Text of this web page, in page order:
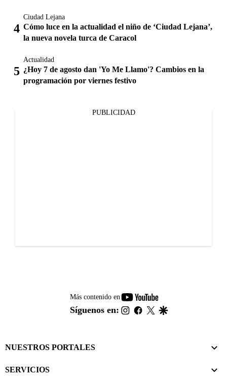
Ciudad Lejana
Cómo luce en la actualidad el niño de ‘Ciudad Lejana’,
la nueva novela turca de Caracol
Actualidad
¿Hoy 7 de agosto dan 'Yo Me Llamo'? Cambios en la
programación por viernes festivo
PUBLICIDAD
Más contenido en
youtube-
footer
Síguenos en: instagram
facebook
twitter
NUESTROS PORTALES
SERVICIOS